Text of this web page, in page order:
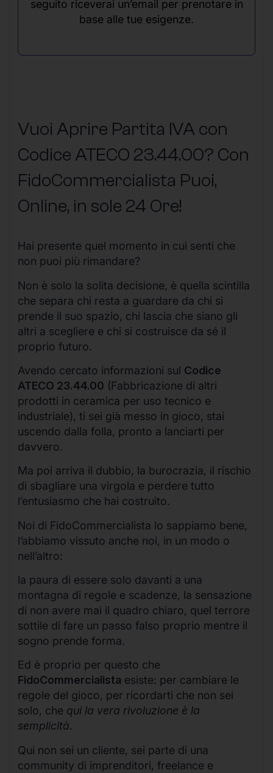
seguito riceverai un’email per prenotare in
base alle tue esigenze.
Vuoi Aprire Partita IVA con
Codice ATECO 23.44.00? Con
FidoCommercialista Puoi,
Online, in sole 24 Ore!
Hai presente quel momento in cui senti che
non puoi più rimandare?
Non è solo la solita decisione, è quella scintilla
che separa chi resta a guardare da chi si
prende il suo spazio, chi lascia che siano gli
altri a scegliere e chi si costruisce da sé il
proprio futuro.
Avendo cercato informazioni sul Codice
ATECO 23.44.00 (Fabbricazione di altri
prodotti in ceramica per uso tecnico e
industriale), ti sei già messo in gioco, stai
uscendo dalla folla, pronto a lanciarti per
davvero.
Ma poi arriva il dubbio, la burocrazia, il rischio
di sbagliare una virgola e perdere tutto
l’entusiasmo che hai costruito.
Noi di FidoCommercialista lo sappiamo bene,
l’abbiamo vissuto anche noi, in un modo o
nell’altro:
la paura di essere solo davanti a una
montagna di regole e scadenze, la sensazione
di non avere mai il quadro chiaro, quel terrore
sottile di fare un passo falso proprio mentre il
sogno prende forma.
Ed è proprio per questo che
FidoCommercialista esiste: per cambiare le
regole del gioco, per ricordarti che non sei
solo, che qui la vera rivoluzione è la
semplicità.
Qui non sei un cliente, sei parte di una
community di imprenditori, freelance e